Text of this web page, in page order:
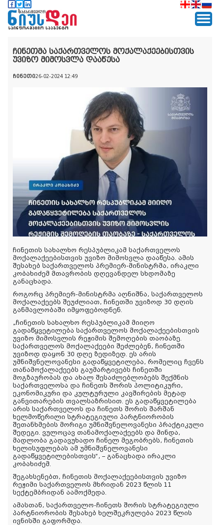
ჩინეთმა საქართველოს მოქალაქეებისთვის
უვიზო მიმოსვლა დააწესა
ჩინეთი26-02-2024 12:49
ჩინეთის სახალხო რესპუბლიკამ საქართველოს
მოქალაქეებისთვის უვიზო მიმოსვლა დააწესა. ამის
შესახებ საქართველოს პრემიერ-მინისტრმა, ირაკლი
კობახიძემ მთავრობის დღევანდელ სხდომაზე
განაცხადა.
როგორც პრემიერ-მინისტრმა აღნიშნა, საქართველოს
მოქალაქეებს შეუძლიათ, ჩინეთში უვიზოდ 30 დღის
განმავლობაში იმყოფებოდნენ.
„ჩინეთის სახალხო რესპუბლიკამ მიიღო
გადაწყვეტილება საქართველოს მოქალაქეებისთვის
უვიზო მიმოსვლის რეჟიმის შემოღების თაობაზე.
საქართველოს მოქალაქეები შეძლებენ, ჩინეთში
უვიზოდ დაყონ 30 დღე ზედიზედ. ეს არის
უმნიშვნელოვანესი გადაწყვეტილება, რომელიც ჩვენს
თანამოქალაქეებს გაუმარტივებს ჩინეთში
მოგზაურობას და ახალ შესაძლებლობებს შექმნის
საქართველოსა და ჩინეთს შორის პოლიტიკური,
ეკონომიკური და კულტურული კავშირების მეტად
განვითარების თვალსაზრისით. ეს გადაწყვეტილება
არის საქართველოს და ჩინეთს შორის შარშან
ხელმოწერილი სტრატეგიული პარტნიორობის
შეთანხმების მორიგი უმნიშვნელოვანესი პრაქტიკული
შედეგი. ვულოცავ თანამოქალაქეებს და მინდა,
მადლობა გადავუხადო ჩინელ მეგობრებს, ჩინეთის
ხელისუფლებას ამ უმნიშვნელოვანესი
გადაწყვეტილებისთვის“, – განაცხადა ირაკლი
კობახიძემ.
შეგახსენებთ, ჩინეთის მოქალაქეებისთვის უვიზო
რეჟიმი საქართველოს მხრიდან 2023 წლის 11
სექტემბრიდან აამოქმედა.
ამასთან, საქართველო-ჩინეთს შორის სტრატეგიული
პარტნიორობის შესახებ ხელშეკრულება 2023 წლის
ივნისში გაფორმდა.